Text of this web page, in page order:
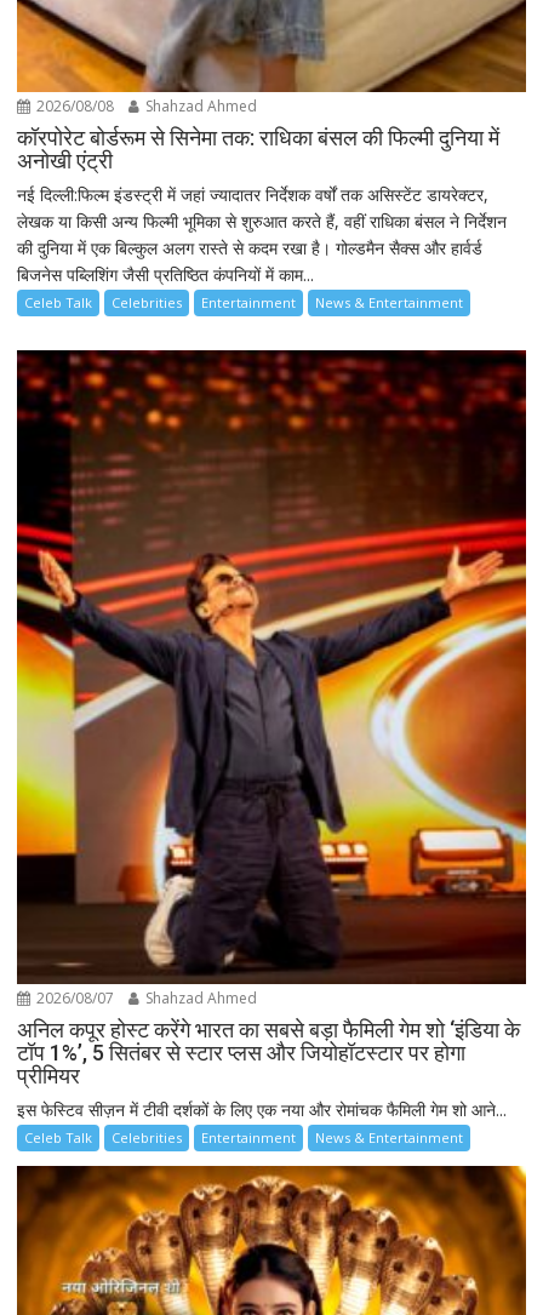
2026/08/08 Shahzad Ahmed
कॉरपोरेट बोर्डरूम से सिनेमा तक: राधिका बंसल की फिल्मी दुनिया में
अनोखी एंट्री
नई दिल्ली:फिल्म इंडस्ट्री में जहां ज्यादातर निर्देशक वर्षों तक असिस्टेंट डायरेक्टर,
लेखक या किसी अन्य फिल्मी भूमिका से शुरुआत करते हैं, वहीं राधिका बंसल ने निर्देशन
की दुनिया में एक बिल्कुल अलग रास्ते से कदम रखा है। गोल्डमैन सैक्स और हार्वर्ड
बिजनेस पब्लिशिंग जैसी प्रतिष्ठित कंपनियों में काम...
Celeb Talk Celebrities Entertainment News & Entertainment
2026/08/07 Shahzad Ahmed
अनिल कपूर होस्ट करेंगे भारत का सबसे बड़ा फैमिली गेम शो ‘इंडिया के
टॉप 1%’, 5 सितंबर से स्टार प्लस और जियोहॉटस्टार पर होगा
प्रीमियर
इस फेस्टिव सीज़न में टीवी दर्शकों के लिए एक नया और रोमांचक फैमिली गेम शो आने...
Celeb Talk Celebrities Entertainment News & Entertainment